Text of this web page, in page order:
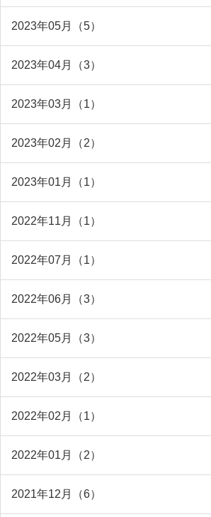
2023年05月（5）
2023年04月（3）
2023年03月（1）
2023年02月（2）
2023年01月（1）
2022年11月（1）
2022年07月（1）
2022年06月（3）
2022年05月（3）
2022年03月（2）
2022年02月（1）
2022年01月（2）
2021年12月（6）